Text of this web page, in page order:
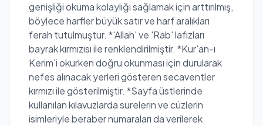
genişliği okuma kolaylığı sağlamak için arttırılmış,
böylece harfler büyük satır ve harf aralıkları
ferah tutulmuştur. *'Allah' ve 'Rab' lafızları
bayrak kırmızısı ile renklendirilmiştir. *Kur'an-ı
Kerim'i okurken doğru okunması için durularak
nefes alınacak yerleri gösteren secaventler
kırmızı ile gösterilmiştir. *Sayfa üstlerinde
kullanılan kılavuzlarda surelerin ve cüzlerin
isimleriyle beraber numaraları da verilerek